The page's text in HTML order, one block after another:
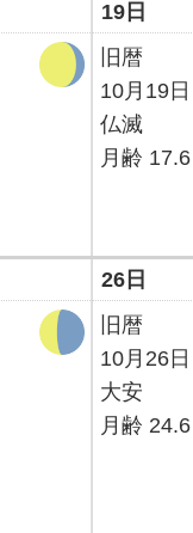
19日
旧暦
10月19日
仏滅
月齢 17.6
26日
旧暦
10月26日
大安
月齢 24.6